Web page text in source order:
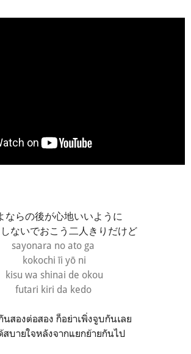
ならの後が心地いいように
ないでおこう二人きりだけど
sayonara no ato ga
kokochi īi yō ni
kisu wa shinai de okou
futari kiri da kedo
นสองต่อสอง ก็อย่าเพิ่งจูบกันเลย
สบายใจหลังจากแยกย้ายกันไป